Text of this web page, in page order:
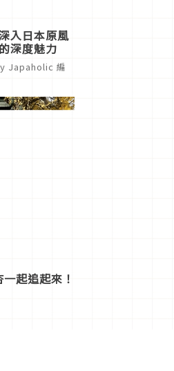
入日本原風
深度魅力
Japaholic 編
起追起來！